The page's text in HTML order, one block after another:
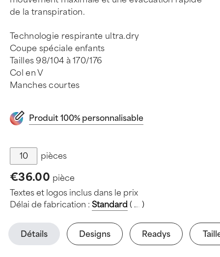
de la transpiration.
Technologie respirante ultra.dry
Coupe spéciale enfants
Tailles 98/104 à 170/176
Col en V
Manches courtes
Produit 100% personnalisable
pièces
€36.00 pièce
Textes et logos inclus dans le prix
Délai de fabrication : Standard ( ... )
Détails Designs Readys